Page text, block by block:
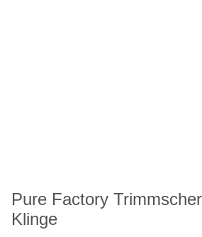
Pure Factory
Klinge